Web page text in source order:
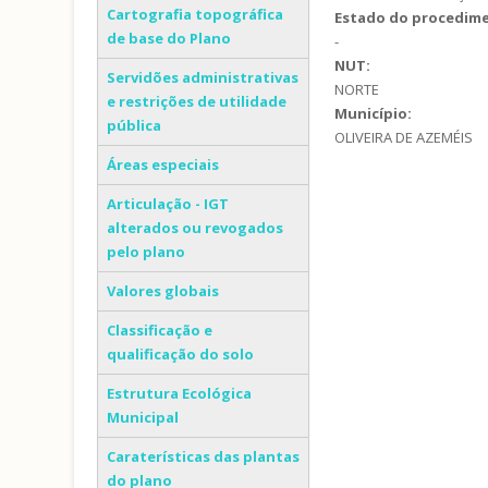
Cartografia topográfica
de base do Plano
Servidões administrativas
e restrições de utilidade
pública
Áreas especiais
Articulação - IGT
alterados ou revogados
pelo plano
Valores globais
Classificação e
qualificação do solo
Estrutura Ecológica
Municipal
Caraterísticas das plantas
do plano
Estado do
-
NUT:
NORTE
Município:
OLIVEIRA DE AZEMÉIS